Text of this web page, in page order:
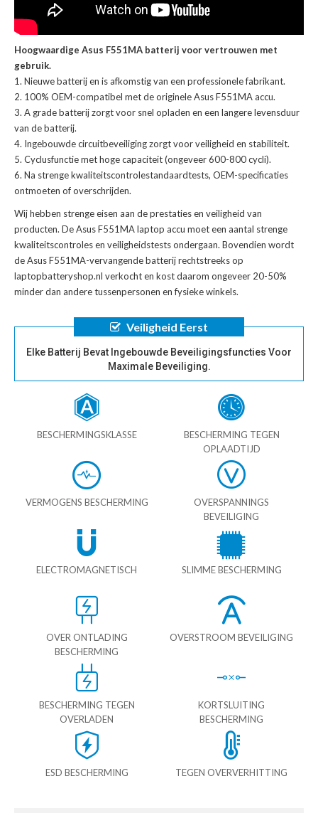
Hoogwaardige Asus F551MA batterij voor vertrouwen met
gebruik.
Nieuwe batterij en is afkomstig van een professionele fabrikant.
100% OEM-compatibel met deoriginele Asus F551MA accu.
A grade batterij zorgt voor snel opladen en een langere levensduur
van de batterij.
Ingebouwde circuitbeveiliging zorgt voor veiligheid en stabiliteit.
Cyclusfunctie met hoge capaciteit (ongeveer 600-800 cycli).
Na strenge kwaliteitscontrolestandaardtests, OEM-specificaties
ontmoeten of overschrijden.
Wij hebben strenge eisen aan de prestaties en veiligheid van
producten. DeAsus F551MA laptop accu moet een aantal strenge
kwaliteitscontroles en veiligheidstests ondergaan. Bovendien wordt
deAsus F551MA-vervangende batterijrechtstreeks op
laptopbatteryshop.nl verkocht en kost daarom ongeveer 20-50%
minder dan andere tussenpersonen en fysieke winkels.
Veiligheid Eerst
Elke Batterij Bevat Ingebouwde Beveiligingsfuncties Voor
Maximale Beveiliging.
BESCHERMINGSKLASSE
BESCHERMING TEGEN
OPLAADTIJD
VERMOGENS BESCHERMING
OVERSPANNINGS
BEVEILIGING
ELECTROMAGNETISCH SLIMME BESCHERMING
OVER ONTLADING
BESCHERMING
OVERSTROOM BEVEILIGING
BESCHERMING TEGEN
OVERLADEN
KORTSLUITING
BESCHERMING
ESD BESCHERMING TEGEN OVERVERHITTING